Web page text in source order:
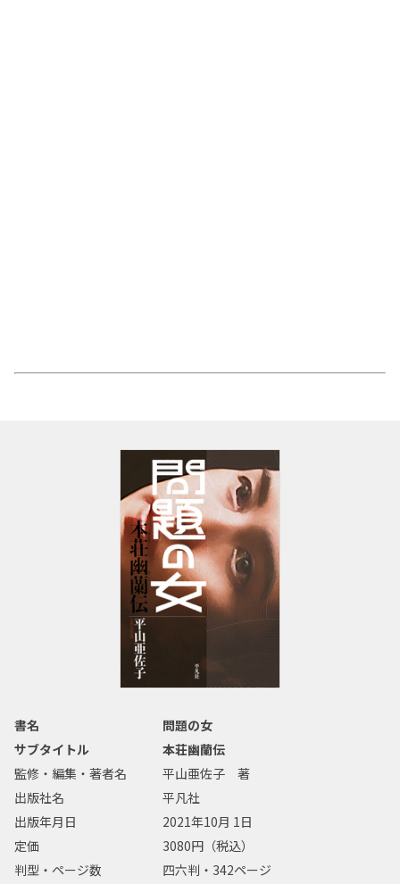
書名
問題の女
サブタイトル
本荘幽蘭伝
監修・編集・著者名
平山亜佐子 著
出版社名
平凡社
出版年月日
2021年10月 1日
定価
3080円（税込）
判型・ページ数
四六判・342ページ